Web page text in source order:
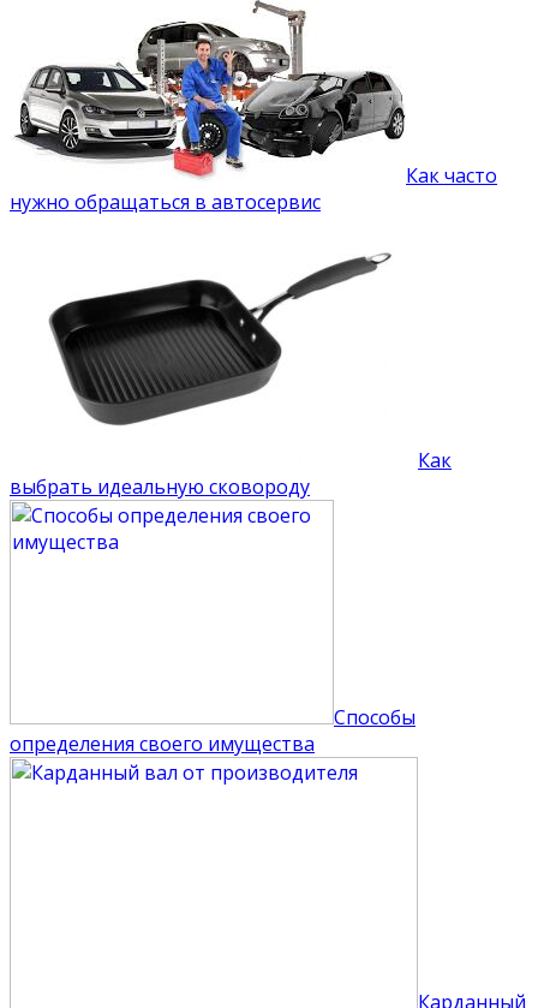
Как часто
нужно обращаться в автосервис
Как
выбрать идеальную сковороду
Способы
определения своего имущества
Карданный